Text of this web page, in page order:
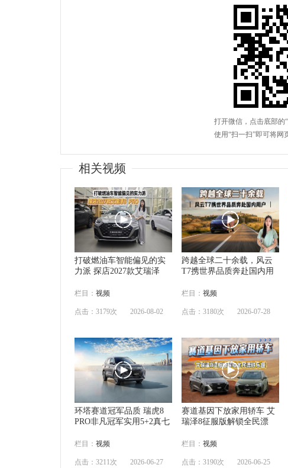
相关视频
打破燃油车智能偏见的实
力派 探店2027款艾瑞泽
栏目： 视频
点击：3179次 2026-08-02
跨越全球二十余载，风云
T7携世界品质奔赴国内用
栏目： 视频
点击：3180次 2026-07-28
环塔赛道冠军品质 瑞虎8
PRO非凡冠军实用5+2真七
栏目： 视频
点击：3211次 2026-06-27
赛道基因下放家用轿车 艾
瑞泽8征服版解锁全民漂
栏目： 视频
点击：3190次 2026-06-25